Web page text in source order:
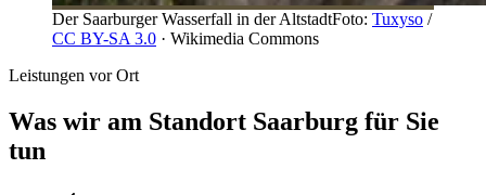
Der Saarburger Wasserfall in der AltstadtFoto: Tuxyso /
CC BY-SA 3.0 · Wikimedia Commons
Leistungen vor Ort
Was wir am Standort Saarburg für Sie
tun